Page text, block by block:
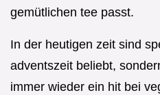
gemütlichen tee passt.
In der heutigen zeit sind
adventszeit beliebt,
immer wieder ein hit bei